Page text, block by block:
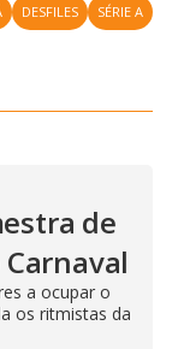
DESFILES SÉRIE A
de
a ocupar o
os ritmistas da